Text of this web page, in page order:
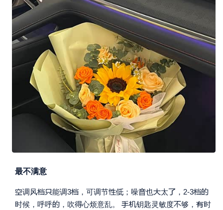
最不满意
调风能调3 ，可调节 ；噪也太 ，2-3
时候，呼呼 ，吹心烦意乱。 钥匙灵敏度够， 时